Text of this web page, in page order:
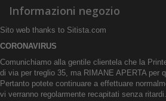
Informazioni negozio
Sito web thanks to Sitista.com
CORONAVIRUS
Comunichiamo alla gentile clientela che la
di via per treglio 35, ma RIMANE APERTA per
Pertanto potete continuare a effettuare
vi verranno regolarmente recapitati senza ritardi.